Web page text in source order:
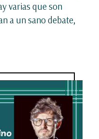
varias que son
a un sano debate,